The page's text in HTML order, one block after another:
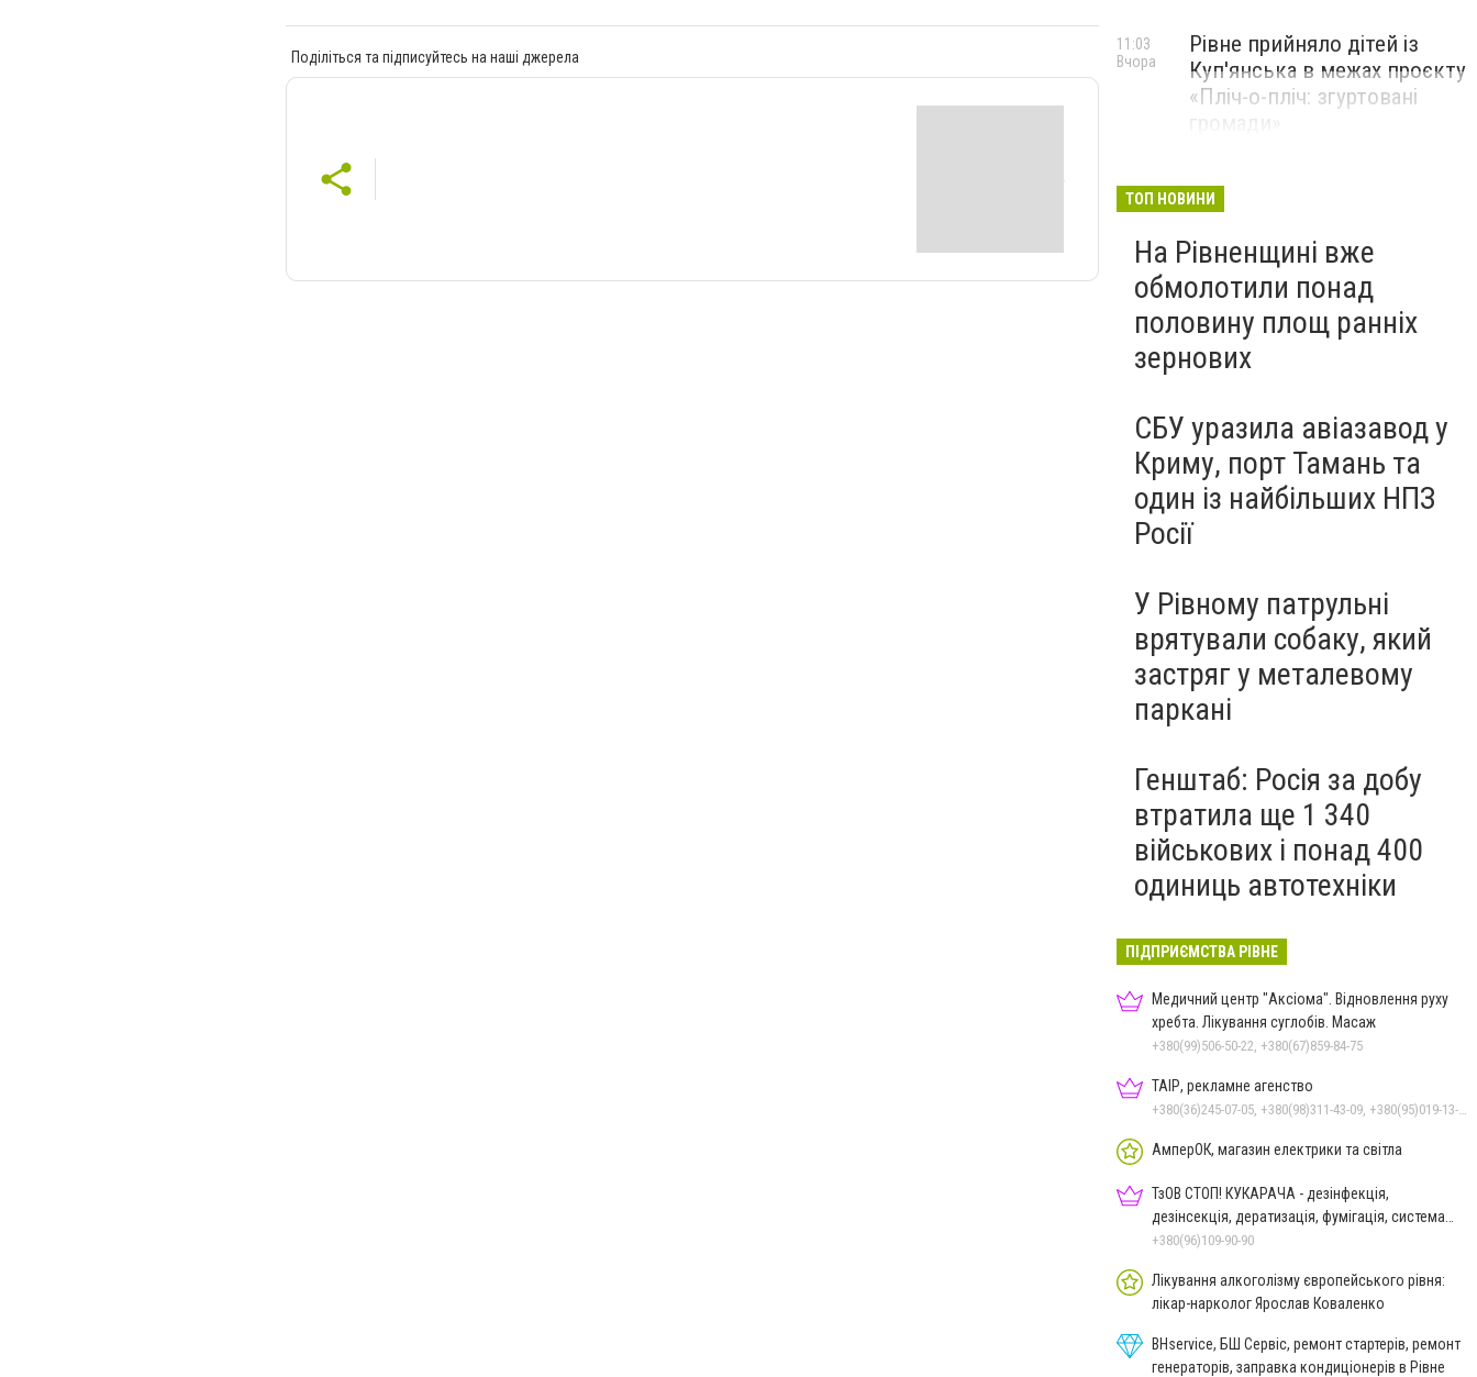
Поділіться та підписуйтесь на наші джерела
Рівне прийняло дітей із
Куп'янська в межах проєкту
«Пліч-о-пліч: згуртовані
11:03
Вчора
ТОП НОВИНИ
На Рівненщині вже
обмолотили понад
половину площ ранніх
зернових
СБУ уразила авіазавод у
Криму, порт Тамань та
один із найбільших НПЗ
Росії
У Рівному патрульні
врятували собаку, який
застряг у металевому
паркані
Генштаб: Росія за добу
втратила ще 1 340
військових і понад 400
одиниць автотехніки
ПІДПРИЄМСТВА РІВНЕ
Медичний центр "Аксіома". Відновлення руху
хребта. Лікування суглобів. Масаж
+380(99)506-50-22, +380(67)859-84-75
ТАІР, рекламне агенство
+380(36)245-07-05, +380(98)311-43-09, +380(95)019-13-17
АмперОК, магазин електрики та світла
ТзОВ СТОП! КУКАРАЧА - дезінфекція,
дезінсекція, дератизація, фумігація, система
HACCP
+380(96)109-90-90
Лікування алкоголізму європейського рівня:
лікар-нарколог Ярослав Коваленко
BHservice, БШ Сервіс, ремонт стартерів, ремонт
генераторів, заправка кондиціонерів в Рівне